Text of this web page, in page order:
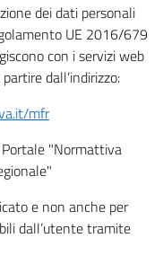
dei dati personali
UE 2016/679
con i servizi web
dall’indirizzo:
mfr
"Normattiva
e non anche per
dall’utente tramite